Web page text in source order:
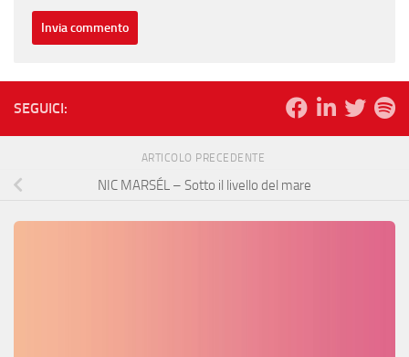
SEGUICI:
ARTICOLO PRECEDENTE
NIC MARSÉL – Sotto il livello del mare